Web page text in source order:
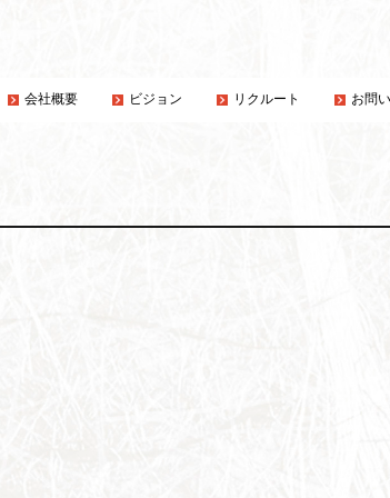
会社概要 ビジョン リクルート お問